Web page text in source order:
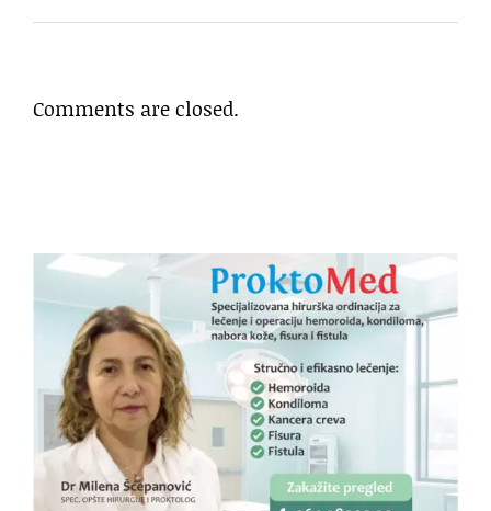
Comments are closed.